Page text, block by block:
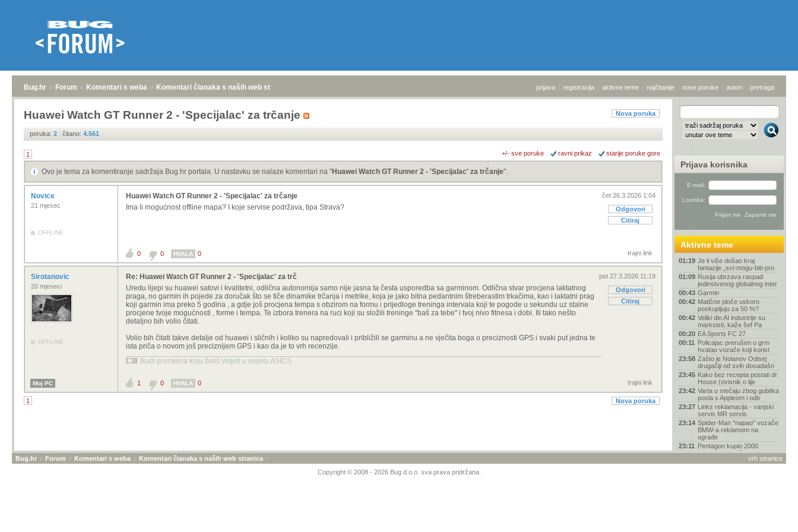
Bug.hr » Forum » Komentari s weba » Komentari članaka s naših web stranica prijava | registracija | aktivne teme | najčitanije | nove poruke | autori | pretraga
Nova poruka
Huawei Watch GT Runner 2 - 'Specijalac' za trčanje
poruka: 2 | čitano: 4.561
1 +/- sve poruke ravni prikaz starije poruke gore
Ovo je tema za komentiranje sadržaja Bug.hr portala. U nastavku se nalaze komentari na "Huawei Watch GT Runner 2 - 'Specijalac' za trčanje".
Novice
21 mjesec
OFFLINE
čet 26.3.2026 1:04
Odgovori
Citiraj
Huawei Watch GT Runner 2 - 'Specijalac' za trčanje
Ima li mogućnost offline mapa? I koje servise podržava, tipa Strava?
trajni link
0 0 HVALA 0
Sirotanovic
20 mjeseci
OFFLINE
pet 27.3.2026 11:19
Odgovori
Citiraj
Re: Huawei Watch GT Runner 2 - 'Specijalac' za trč
Uredu lijepi su huawei satovi i kvalitetni, odlična autonomija samo nije jasna ta česta usporedba sa garminom. Odlična stvar procjena laktatnog
praga, no garmin ih pojede za doručak što se tiče dinamike trčanja i metrike, koja je jako bitna pedantnim štreberastim trkačima, kao i laktatni prag
koji garmin ima preko 5 godina , a gdje još procjena tempa s obzirom na formu i prijedloge treninga intervala koji te pogode u sekundu uz stalne
procjene tvoje mogućnosti , forme i tempa. Te izbora trenera na ruci koji su složili treninge "baš za tebe" i tvoj nivo fitnesa i dobi. Ili tako nešto
detaljno bih volio čitati.
Volio bih čitati takve detalje od huawei i sličnih i koliko su napredovali i približili se garminu a ne vječita boga o preciznosti GPS i svaki put jedna te
ista priča o novom još preciznijem GPS i kao da je to vrh recenzije.
Budi promjena koju želiš vidjeti u svijetu ASICS
Moj PC trajni link
1 0 HVALA 0
1 Nova poruka
Prijava korisnika
E-mail:
Lozinka:
Aktivne teme
01:19 Je li više došao kraj
fantazije „svi-mogu-biti-pro
01:09 Rusija ubrzava raspad
jedinstvenog globalnog inter
00:43 Garmin
00:42 Matične ploče uskoro
poskupljuju za 50 %?
00:42 Veliki dio AI industrije su
marksisti, kaže šef Pa
00:20 EA Sports FC 27
00:11 Policajac prerušen u grm
hvatao vozače koji korist
23:58 Zašto je Nolanov Odisej
drugačiji od svih dosadašn
23:45 Kako bez recepta postati dr.
House (ovisnik o lije
23:42 Varta u stečaju zbog gubitka
posla s Appleom i odb
23:27 Links reklamacija - vanjski
servis MR servis
23:14 Spider-Man "napao" vozače
BMW-a reklamom na
ugrađe
23:11 Pentagon kupio 2000
ukrajinskih jurišnih dronova
vrh stranice
Bug.hr » Forum » Komentari s weba » Komentari članaka s naših web stranica »
Copyright © 2008 - 2026 Bug d.o.o. sva prava pridržana.